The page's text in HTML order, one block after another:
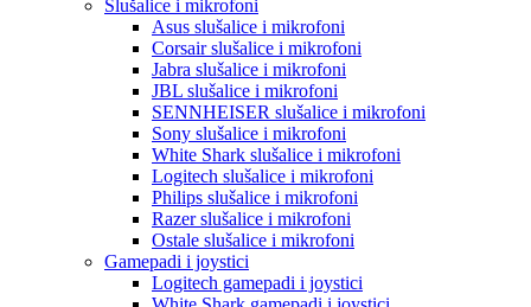
Slušalice i mikrofoni
Asus slušalice i mikrofoni
Corsair slušalice i mikrofoni
Jabra slušalice i mikrofoni
JBL slušalice i mikrofoni
SENNHEISER slušalice i mikrofoni
Sony slušalice i mikrofoni
White Shark slušalice i mikrofoni
Logitech slušalice i mikrofoni
Philips slušalice i mikrofoni
Razer slušalice i mikrofoni
Ostale slušalice i mikrofoni
Gamepadi i joystici
Logitech gamepadi i joystici